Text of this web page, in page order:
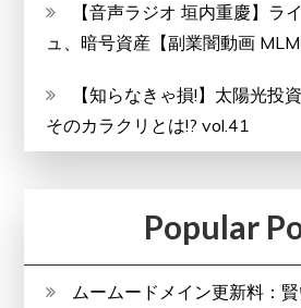
【音声ラジオ 垣内重慶】ラ
ュ、暗号資産【副業闇動画 MLM
【知らなきゃ損!】太陽光投
そのカラクリとは!? vol.41
Popular
ムームードメイン更新料：